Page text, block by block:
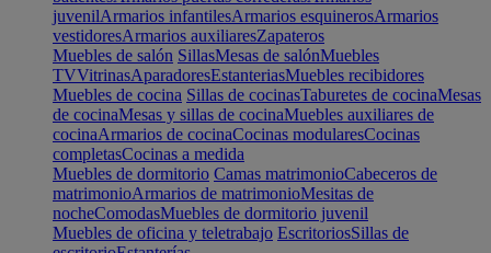
juvenilArmarios infantilesArmarios esquinerosArmarios
vestidoresArmarios auxiliaresZapateros
Muebles de salón SillasMesas de salónMuebles
TVVitrinasAparadoresEstanteriasMuebles recibidores
Muebles de cocina Sillas de cocinasTaburetes de cocinaMesas
de cocinaMesas y sillas de cocinaMuebles auxiliares de
cocinaArmarios de cocinaCocinas modularesCocinas
completasCocinas a medida
Muebles de dormitorio Camas matrimonioCabeceros de
matrimonioArmarios de matrimonioMesitas de
nocheComodasMuebles de dormitorio juvenil
Muebles de oficina y teletrabajo EscritoriosSillas de